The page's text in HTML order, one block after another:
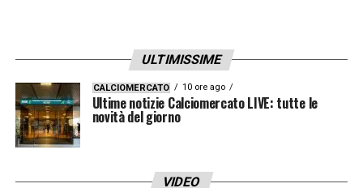
ULTIMISSIME
CALCIOMERCATO 10 ore ago
Ultime notizie Calciomercato LIVE: tutte le
novità del giorno
VIDEO